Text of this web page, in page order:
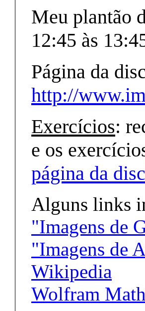
Meu plantão
12:45 às
Página da
http://
Exercícios:
e os
página da
Alguns links
"Imagens de
"Imagens de
Wikipedia
Wolfram